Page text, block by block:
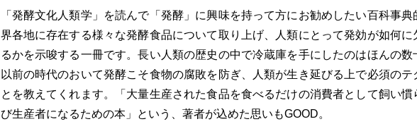
「発酵文化人類学」を読んで「発酵」に興味を持って方にお勧めしたい百科事
界各地に存在する様々な発酵食品について取り上げ、人類にとって発効が如何に
るかを示唆する一冊です。長い人類の歴史の中で冷蔵庫を手にしたのはほんの
以前の時代のおいて発酵こそ食物の腐敗を防ぎ、人類が生き延びる上で必須のテ
とを教えてくれます。「大量生産された食品を食べるだけの消費者として飼い
び生産者になるための本」という、著者が込めた思いもGOOD。